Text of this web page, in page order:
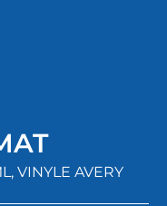
, VINYLE AVERY